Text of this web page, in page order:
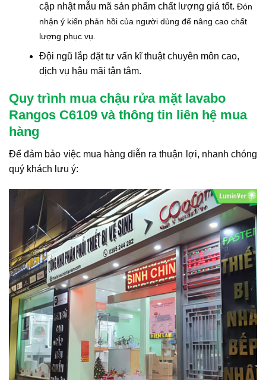
cập nhật mẫu mã sản phẩm chất lượng giá tốt. Đón
nhận ý kiến phản hồi của người dùng để nâng cao chất
lượng phục vụ.
Đội ngũ lắp đặt tư vấn kĩ thuật chuyên môn cao,
dịch vụ hậu mãi tận tâm.
Quy trình mua chậu rửa mặt lavabo
Rangos C6109 và thông tin liên hệ mua
hàng
Để đảm bảo việc mua hàng diễn ra thuận lợi, nhanh chóng
quý khách lưu ý: